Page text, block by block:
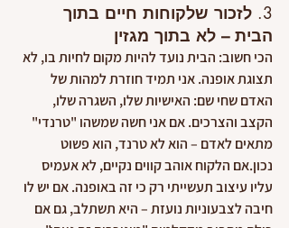
3. לזכור שלקוחות חיים בתוך
הבית – לא בתוך מגזין
הכי חשוב: הבית נועד להיות מקום לחיות בו, לא
תצוגת אופנה. אני תמיד חוזרת למהות של
האדם שחי שם: האישיות שלו, השגרה שלו,
הקצב והצרכים. אם אני חשה שמשהו "טרנדי"
מתאים לאדם – הוא לא טרנד, הוא פשוט
נכון.אם הלקוח אוהב קווים נקיים, לא אעמיס
עליו עיצוב תעשייתי רק כי זה באופנה. אם יש לו
חיבה לצבעוניות נועזת – היא תשתלב, גם אם